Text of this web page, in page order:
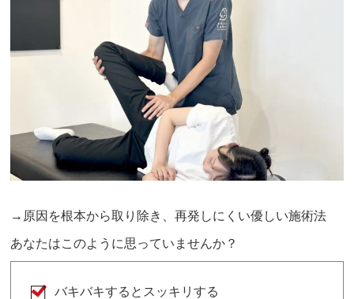
→原因を根本から取り除き、再発しにくい優しい施術法
あなたはこのように思っていませんか？
バキバキするとスッキリする